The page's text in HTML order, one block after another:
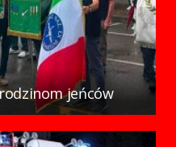
jeńców